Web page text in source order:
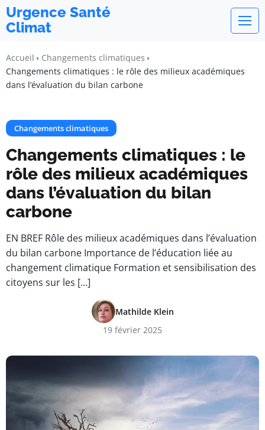
Urgence Santé
Climat
Accueil
Changements climatiques
Changements climatiques : le rôle des milieux académiques
dans l’évaluation du bilan carbone
Changements climatiques
Changements climatiques : le
rôle des milieux académiques
dans l’évaluation du bilan
carbone
EN BREF Rôle des milieux académiques dans l’évaluation
du bilan carbone Importance de l’éducation liée au
changement climatique Formation et sensibilisation des
citoyens sur les […]
Mathilde Klein
19 février 2025